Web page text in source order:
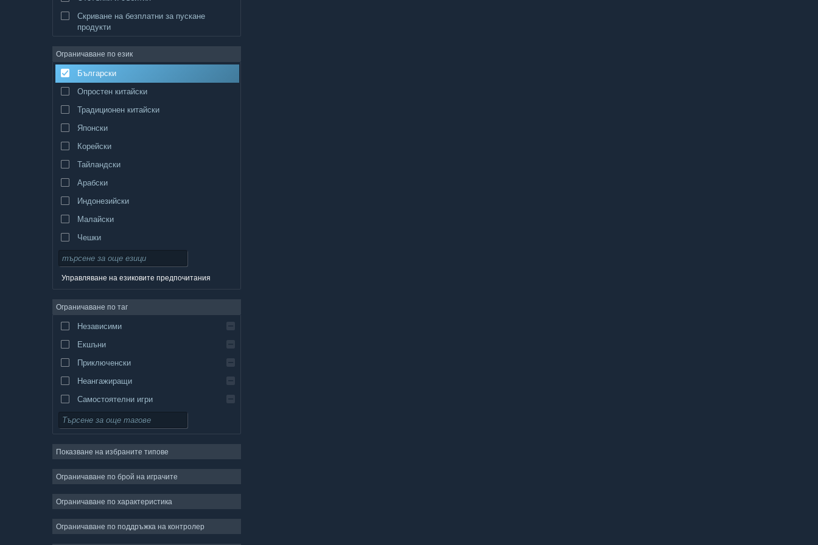
Скриване на безплатни за пускане
продукти
Ограничаване по език
Български
Опростен китайски
Традиционен китайски
Японски
Корейски
Тайландски
Арабски
Индонезийски
Малайски
Чешки
Датски
Испански — Испания
Испански — Латинска Америка
Гръцки
Управляване на езиковите предпочитания
Ограничаване по таг
Независими
Екшъни
Приключенски
Неангажиращи
Самостоятелни игри
Симулации
Стратегии
Двуизмерни
Безплатни за пускане
Показване на избраните типове
Ограничаване по брой на играчите
Ограничаване по характеристика
Ограничаване по поддръжка на контролер